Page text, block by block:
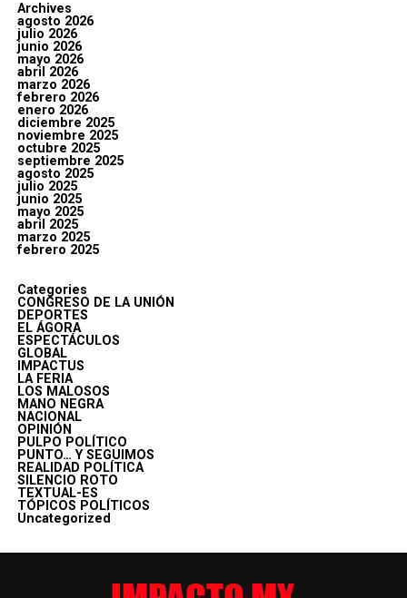
Archives
agosto 2026
julio 2026
junio 2026
mayo 2026
abril 2026
marzo 2026
febrero 2026
enero 2026
diciembre 2025
noviembre 2025
octubre 2025
septiembre 2025
agosto 2025
julio 2025
junio 2025
mayo 2025
abril 2025
marzo 2025
febrero 2025
Categories
CONGRESO DE LA UNIÓN
DEPORTES
EL ÁGORA
ESPECTÁCULOS
GLOBAL
IMPACTUS
LA FERIA
LOS MALOSOS
MANO NEGRA
NACIONAL
OPINIÓN
PULPO POLÍTICO
PUNTO… Y SEGUIMOS
REALIDAD POLÍTICA
SILENCIO ROTO
TEXTUAL-ES
TÓPICOS POLÍTICOS
Uncategorized